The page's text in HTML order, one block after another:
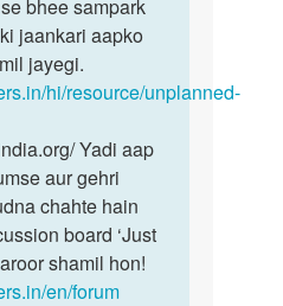
bhee sampark
jaankari aapko
jayegi.
hi/resource/unplanned-
Yadi aap
aur gehri
chahte hain
board ‘Just
shamil hon!
en/forum